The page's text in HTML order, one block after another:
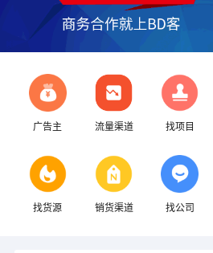
广告主 流量渠道 找项目
找货源 销货渠道 找公司